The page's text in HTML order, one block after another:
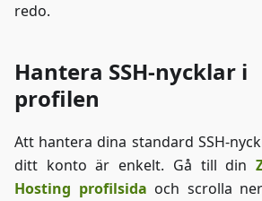
redo.
Hantera SSH-nycklar i
profilen
Att hantera dina standard SSH-
ditt konto är enkelt. Gå till din
Hosting profilsida och scrolla